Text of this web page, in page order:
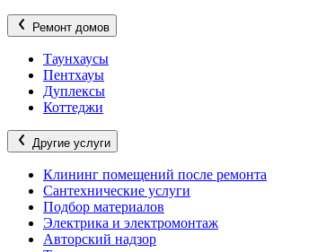
Ремонт домов
Таунхаусы
Пентхауы
Дуплексы
Коттеджи
Другие услуги
Клининг помещений после ремонта
Сантехнические услуги
Подбор материалов
Электрика и электромонтаж
Авторский надзор